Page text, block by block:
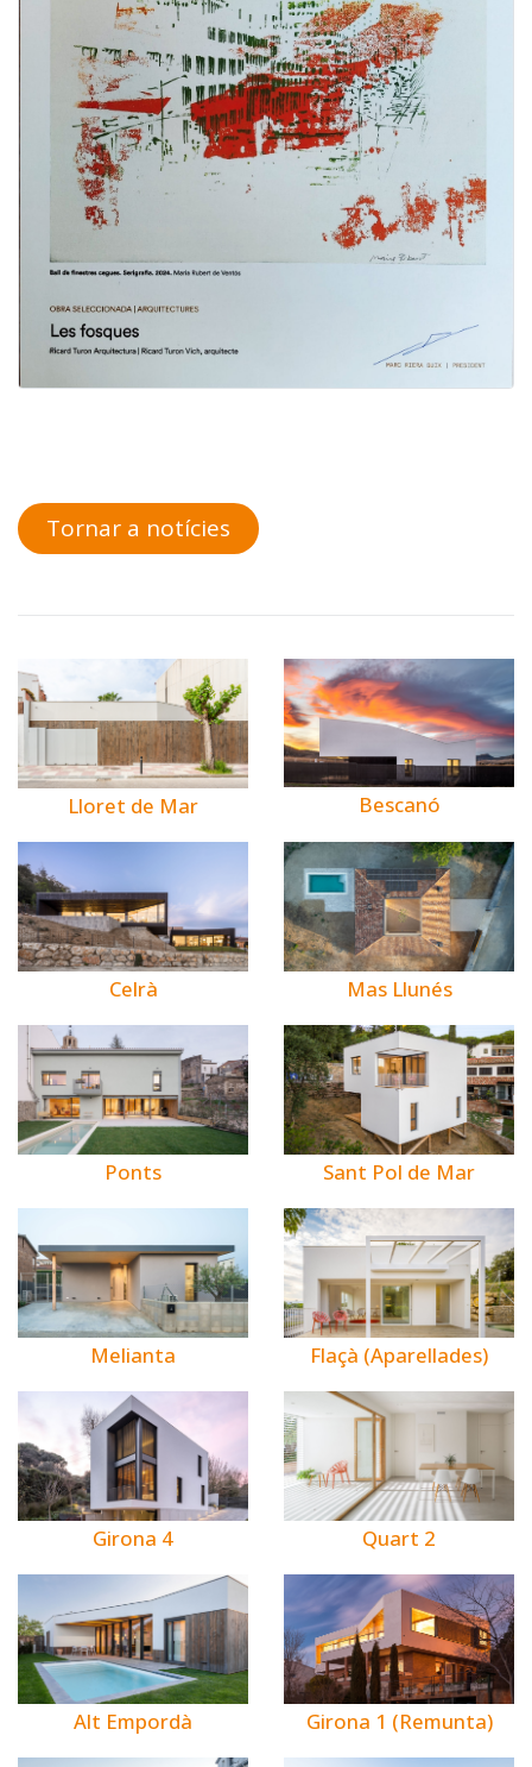
Tornar a notícies
Lloret de Mar Bescanó
Celrà Mas Llunés
Ponts Sant Pol de Mar
Melianta Flaçà (Aparellades)
Girona 4 Quart 2
Alt Empordà Girona 1 (Remunta)